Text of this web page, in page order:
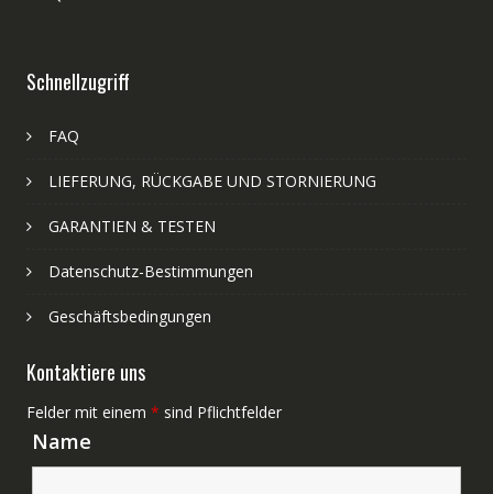
Schnellzugriff
FAQ
LIEFERUNG, RÜCKGABE UND STORNIERUNG
GARANTIEN & TESTEN
Datenschutz-Bestimmungen
Geschäftsbedingungen
Kontaktiere uns
Felder mit einem * sind Pflichtfelder
Name